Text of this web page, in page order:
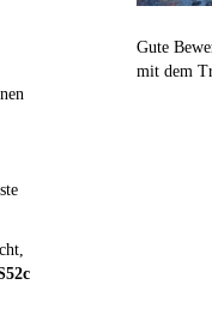
Gute
mit dem